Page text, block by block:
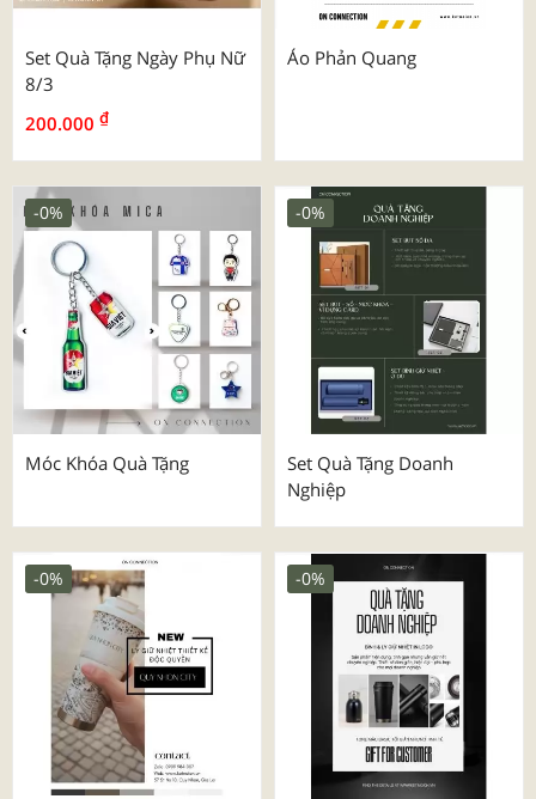
Set Quà Tặng Ngày Phụ Nữ
8/3
200.000 ₫
Áo Phản Quang
Móc Khóa Quà Tặng
-0%
Set Quà Tặng Doanh
Nghiệp
-0%
-0% -0%